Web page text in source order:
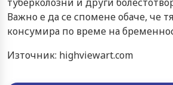
Важно е да се спомене обаче, че
консумира по време на
Източник: highviewart.com